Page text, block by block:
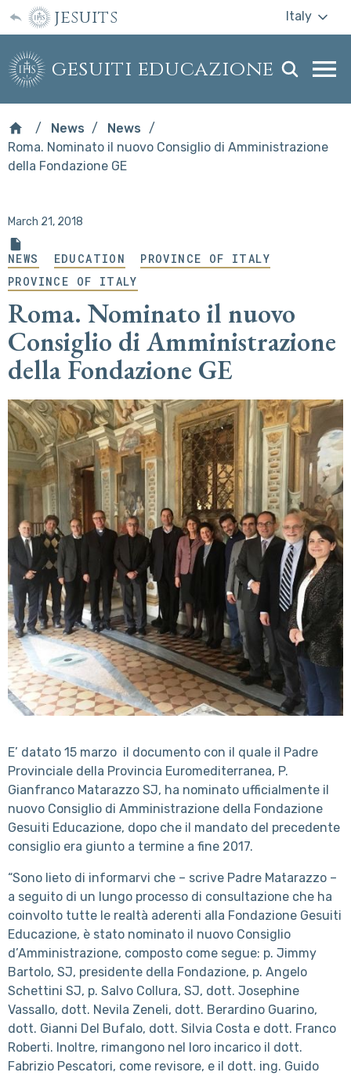
jesuits Italy
gesuiti educazione
News
News
Roma. Nominato il nuovo Consiglio di Amministrazione
della Fondazione GE
March 21, 2018
NEWS EDUCATION
PROVINCE OF ITALY
PROVINCE OF ITALY
Roma. Nominato il nuovo
Consiglio di Amministrazione
della Fondazione GE
E’ datato 15 marzo il documento con il quale il Padre
Provinciale della Provincia Euromediterranea, P.
Gianfranco Matarazzo SJ, ha nominato ufficialmente il
nuovo Consiglio di Amministrazione della Fondazione
Gesuiti Educazione, dopo che il mandato del precedente
consiglio era giunto a termine a fine 2017.
“Sono lieto di informarvi che – scrive Padre Matarazzo –
a seguito di un lungo processo di consultazione che ha
coinvolto tutte le realtà aderenti alla Fondazione Gesuiti
Educazione, è stato nominato il nuovo Consiglio
d’Amministrazione, composto come segue: p. Jimmy
Bartolo, SJ, presidente della Fondazione, p. Angelo
Schettini SJ, p. Salvo Collura, SJ, dott. Josephine
Vassallo, dott. Nevila Zeneli, dott. Berardino Guarino,
dott. Gianni Del Bufalo, dott. Silvia Costa e dott. Franco
Roberti. Inoltre, rimangono nel loro incarico il dott.
Fabrizio Pescatori, come revisore, e il dott. ing. Guido